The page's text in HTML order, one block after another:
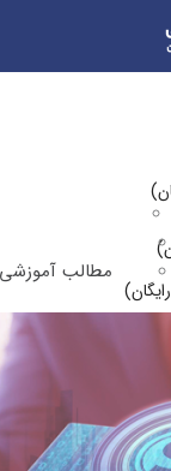
مطالب آموزشی